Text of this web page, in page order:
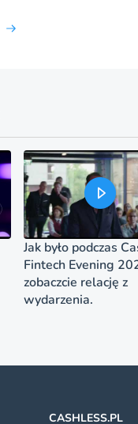
Jak było podczas
Fintech Evening
zobaczcie relację z
wydarzenia.
CASHLESS.PL